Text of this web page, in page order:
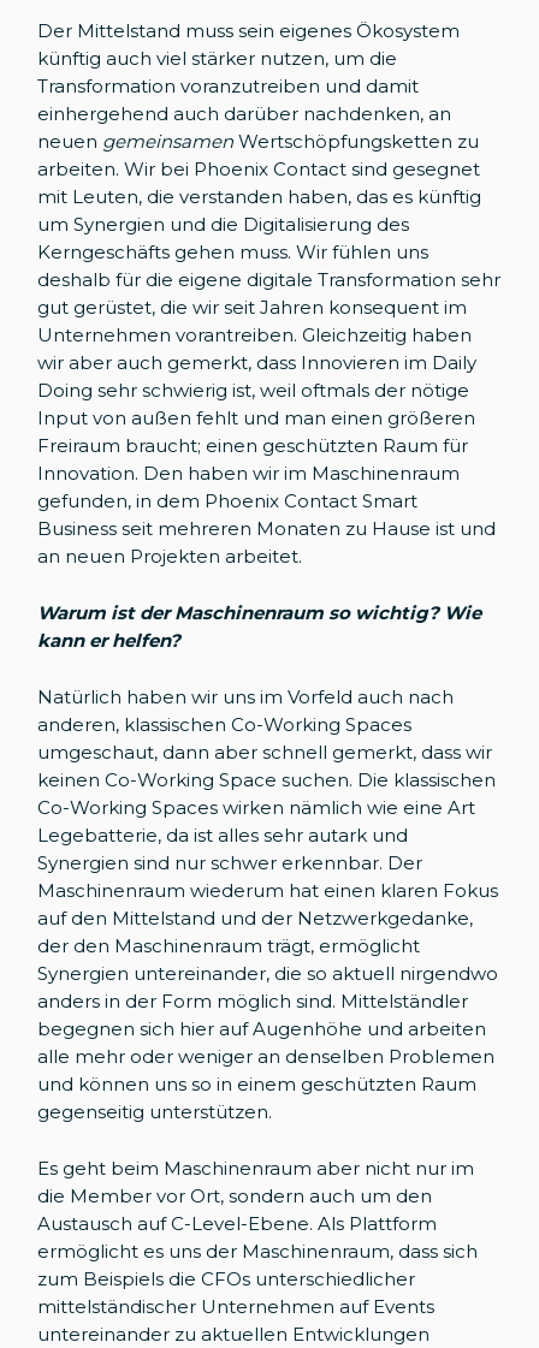
Der Mittelstand muss sein eigenes Ökosystem
künftig auch viel stärker nutzen, um die
Transformation voranzutreiben und damit
einhergehend auch darüber nachdenken, an
neuen gemeinsamen Wertschöpfungsketten zu
arbeiten. Wir bei Phoenix Contact sind gesegnet
mit Leuten, die verstanden haben, das es künftig
um Synergien und die Digitalisierung des
Kerngeschäfts gehen muss. Wir fühlen uns
deshalb für die eigene digitale Transformation sehr
gut gerüstet, die wir seit Jahren konsequent im
Unternehmen vorantreiben. Gleichzeitig haben
wir aber auch gemerkt, dass Innovieren im Daily
Doing sehr schwierig ist, weil oftmals der nötige
Input von außen fehlt und man einen größeren
Freiraum braucht; einen geschützten Raum für
Innovation. Den haben wir im Maschinenraum
gefunden, in dem Phoenix Contact Smart
Business seit mehreren Monaten zu Hause ist und
an neuen Projekten arbeitet.
Warum ist der Maschinenraum so wichtig? Wie
kann er helfen?
Natürlich haben wir uns im Vorfeld auch nach
anderen, klassischen Co-Working Spaces
umgeschaut, dann aber schnell gemerkt, dass wir
keinen Co-Working Space suchen. Die klassischen
Co-Working Spaces wirken nämlich wie eine Art
Legebatterie, da ist alles sehr autark und
Synergien sind nur schwer erkennbar. Der
Maschinenraum wiederum hat einen klaren Fokus
auf den Mittelstand und der Netzwerkgedanke,
der den Maschinenraum trägt, ermöglicht
Synergien untereinander, die so aktuell nirgendwo
anders in der Form möglich sind. Mittelständler
begegnen sich hier auf Augenhöhe und arbeiten
alle mehr oder weniger an denselben Problemen
und können uns so in einem geschützten Raum
gegenseitig unterstützen.
Es geht beim Maschinenraum aber nicht nur im
die Member vor Ort, sondern auch um den
Austausch auf C-Level-Ebene. Als Plattform
ermöglicht es uns der Maschinenraum, dass sich
zum Beispiels die CFOs unterschiedlicher
mittelständischer Unternehmen auf Events
untereinander zu aktuellen Entwicklungen